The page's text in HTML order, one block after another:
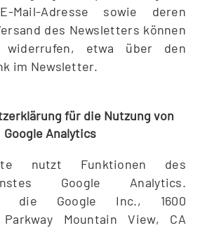
Mail-Adresse sowie deren
des Newsletters können
widerrufen, etwa über den
im Newsletter.
für die Nutzung von
Google Analytics
nutzt Funktionen des
Google Analytics.
die Google Inc., 1600
Mountain View, CA